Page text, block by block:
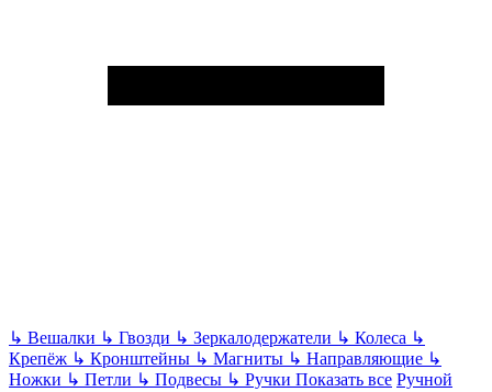
↳ Вешалки ↳ Гвозди ↳ Зеркалодержатели ↳ Колеса ↳
Крепёж ↳ Кронштейны ↳ Магниты ↳ Направляющие ↳
Ножки ↳ Петли ↳ Подвесы ↳ Ручки Показать все Ручной